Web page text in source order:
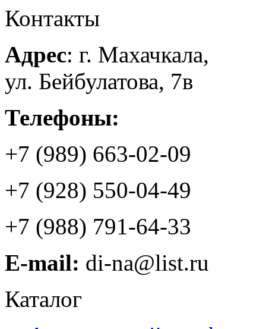
Контакты
Адрес: г. Махачкала,
ул. Бейбулатова, 7в
Телефоны:
+7 (989) 663-02-09
+7 (928) 550-04-49
+7 (988) 791-64-33
E-mail: di-na@list.ru
Каталог